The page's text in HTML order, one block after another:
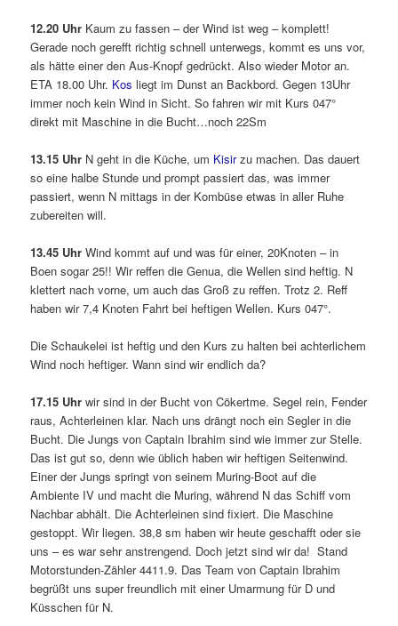
12.20 Uhr Kaum zu fassen – der Wind ist weg – komplett!
Gerade noch gerefft richtig schnell unterwegs, kommt es uns vor,
als hätte einer den Aus-Knopf gedrückt. Also wieder Motor an.
ETA 18.00 Uhr. Kos liegt im Dunst an Backbord. Gegen 13Uhr
immer noch kein Wind in Sicht. So fahren wir mit Kurs 047°
direkt mit Maschine in die Bucht…noch 22Sm
13.15 Uhr N geht in die Küche, um Kisirzu machen. Das dauert
so eine halbe Stunde und prompt passiert das, was immer
passiert, wenn N mittags in der Kombüse etwas in aller Ruhe
zubereiten will.
13.45 UhrWind kommt auf und was für einer, 20Knoten – in
Boen sogar 25!! Wir reffen die Genua, die Wellen sind heftig. N
klettert nach vorne, um auch das Groß zu reffen. Trotz 2. Reff
haben wir 7,4 Knoten Fahrt bei heftigen Wellen. Kurs 047°.
Die Schaukelei ist heftig und den Kurs zu halten bei achterlichem
Wind noch heftiger. Wann sind wir endlich da?
17.15 Uhr wir sind in der Bucht von Cökertme. Segel rein, Fender
raus, Achterleinen klar. Nach uns drängt noch ein Segler in die
Bucht. Die Jungs von Captain Ibrahim sind wie immer zur Stelle.
Das ist gut so, denn wie üblich haben wir heftigen Seitenwind.
Einer der Jungs springt von seinem Muring-Boot auf die
Ambiente IV und macht die Muring, während N das Schiff vom
Nachbar abhält. Die Achterleinen sind fixiert. Die Maschine
gestoppt. Wir liegen. 38,8 sm haben wir heute geschafft oder sie
uns – es war sehr anstrengend. Doch jetzt sind wir da! Stand
Motorstunden-Zähler 4411.9. Das Team von Captain Ibrahim
begrüßt uns super freundlich mit einer Umarmung für D und
Küsschen für N.